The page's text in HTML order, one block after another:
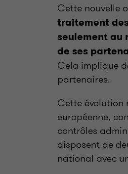
Cette nouvelle
traitement
seulement au
de ses
Cela implique
partenaires.
Cette évolution
européenne,
contrôles
disposent de
national avec